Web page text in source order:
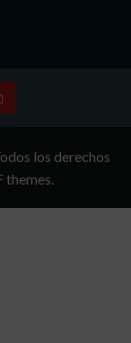
los derechos
themes.